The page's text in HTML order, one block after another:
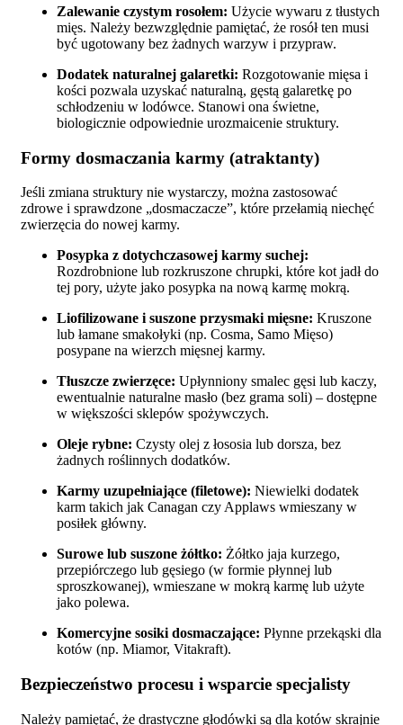
Zalewanie czystym rosołem: Użycie wywaru z tłustych
mięs. Należy bezwzględnie pamiętać, że rosół ten musi
być ugotowany bez żadnych warzyw i przypraw.
Dodatek naturalnej galaretki: Rozgotowanie mięsa i
kości pozwala uzyskać naturalną, gęstą galaretkę po
schłodzeniu w lodówce. Stanowi ona świetne,
biologicznie odpowiednie urozmaicenie struktury.
Formy dosmaczania karmy (atraktanty)
Jeśli zmiana struktury nie wystarczy, można zastosować
zdrowe i sprawdzone „dosmaczacze”, które przełamią niechęć
zwierzęcia do nowej karmy.
Posypka z dotychczasowej karmy suchej:
Rozdrobnione lub rozkruszone chrupki, które kot jadł do
tej pory, użyte jako posypka na nową karmę mokrą.
Liofilizowane i suszone przysmaki mięsne: Kruszone
lub łamane smakołyki (np. Cosma, Samo Mięso)
posypane na wierzch mięsnej karmy.
Tłuszcze zwierzęce: Upłynniony smalec gęsi lub kaczy,
ewentualnie naturalne masło (bez grama soli) – dostępne
w większości sklepów spożywczych.
Oleje rybne: Czysty olej z łososia lub dorsza, bez
żadnych roślinnych dodatków.
Karmy uzupełniające (filetowe): Niewielki dodatek
karm takich jak Canagan czy Applaws wmieszany w
posiłek główny.
Surowe lub suszone żółtko: Żółtko jaja kurzego,
przepiórczego lub gęsiego (w formie płynnej lub
sproszkowanej), wmieszane w mokrą karmę lub użyte
jako polewa.
Komercyjne sosiki dosmaczające: Płynne przekąski dla
kotów (np. Miamor, Vitakraft).
Bezpieczeństwo procesu i wsparcie specjalisty
Należy pamiętać, że drastyczne głodówki są dla kotów skrajnie